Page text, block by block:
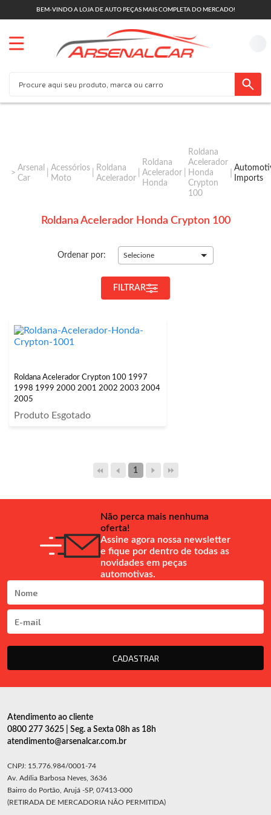
BEM-VINDO A LOJA DE AUTO PEÇAS MAIS COMPLETA DO MERCADO!
Arsenal
Car
Acessórios
Moto
Roldana
Acelerador
Roldana
Acelerador
Honda
Roldana
Acelerador
Honda
Crypton
100
Imports
Roldana Acelerador Honda Crypton 100
Ordenar por: Selecione
FILTRAR
Roldana Acelerador Crypton 100 1997
1998 1999 2000 2001 2002 2003 2004
2005
Produto Esgotado
1
Não perca mais nenhuma
oferta!
Assine agora nossa newsletter
e fique por dentro de todas as
novidades em peças
automotivas.
CADASTRAR
Atendimento ao cliente
0800 277 3625 | Seg. a Sexta 08h as 18h
atendimento@arsenalcar.com.br
CNPJ: 15.776.984/0001-74
Av. Adília Barbosa Neves, 3636
Bairro do Portão, Arujá -SP, 07413-000
(RETIRADA DE MERCADORIA NÃO PERMITIDA)